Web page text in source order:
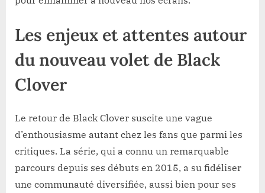
Les enjeux et attentes autour
du nouveau volet de Black
Clover
Le retour de Black Clover suscite une vague
d’enthousiasme autant chez les fans que parmi les
critiques. La série, qui a connu un remarquable
parcours depuis ses débuts en 2015, a su fidéliser
une communauté diversifiée, aussi bien pour ses